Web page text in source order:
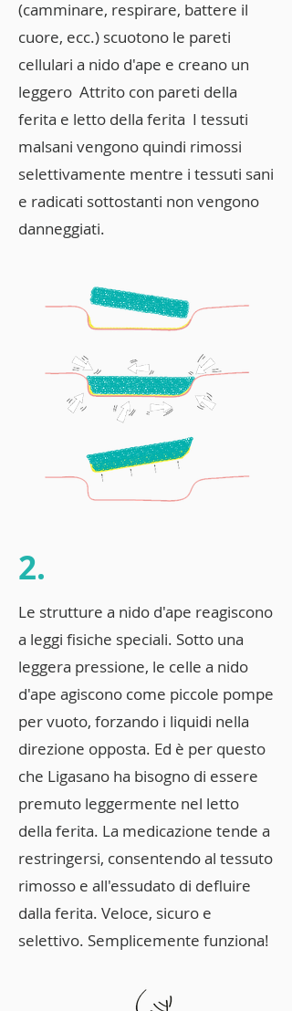
(camminare, respirare, battere il
cuore, ecc.) scuotono le pareti
cellulari a nido d'ape e creano un
leggero Attrito con pareti della
ferita e letto della ferita I tessuti
malsani vengono quindi rimossi
selettivamente mentre i tessuti sani
e radicati sottostanti non vengono
danneggiati.
2.
Le strutture a nido d'ape reagiscono
a leggi fisiche speciali. Sotto una
leggera pressione, le celle a nido
d'ape agiscono come piccole pompe
per vuoto, forzando i liquidi nella
direzione opposta. Ed è per questo
che Ligasano ha bisogno di essere
premuto leggermente nel letto
della ferita. La medicazione tende a
restringersi, consentendo al tessuto
rimosso e all'essudato di defluire
dalla ferita. Veloce, sicuro e
selettivo. Semplicemente funziona!